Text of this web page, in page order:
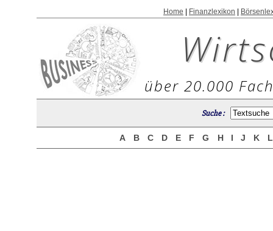
Home Finanzlexikon
über 20.000
Suche :
A B C D E F G H I J K